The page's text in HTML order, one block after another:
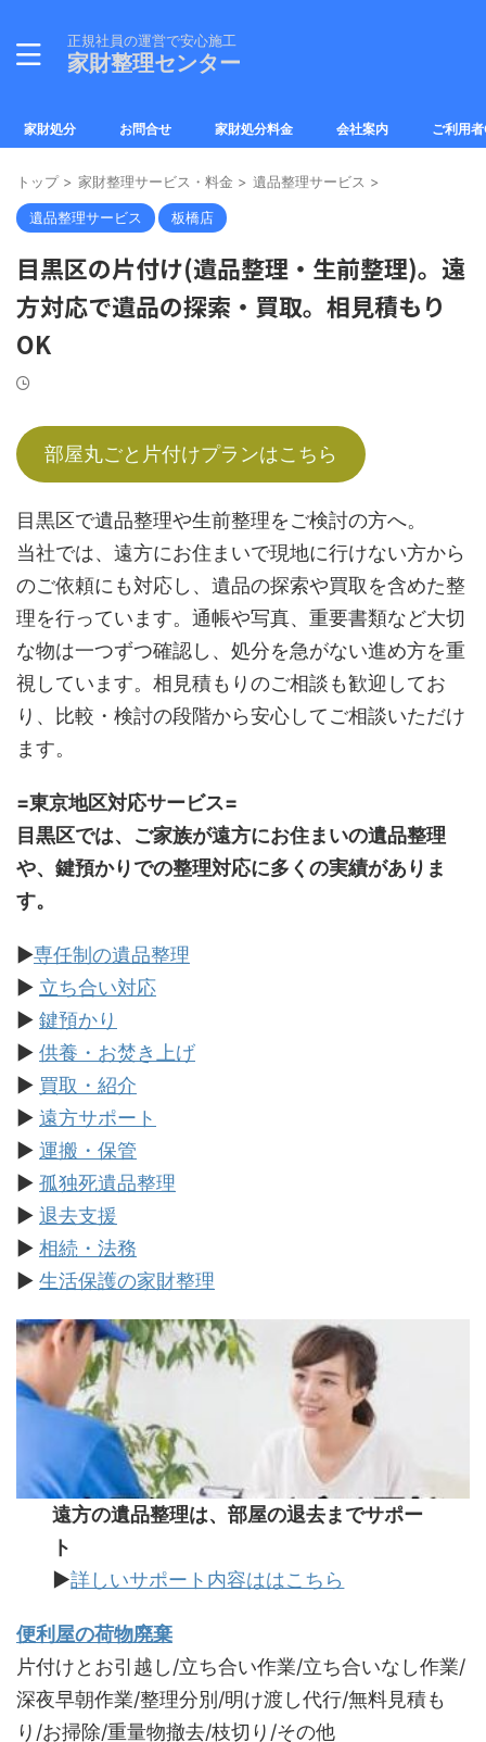
正規社員の運営で安心施工
家財整理センター
家財処分 お問合せ 家財処分料金 会社案内 ご利用
トップ > 家財整理サービス・料金 > 遺品整理サービス >
遺品整理サービス 板橋店
目黒区の片付け(遺品整理・生前整理)。遠
方対応で遺品の探索・買取。相見積もり
OK
部屋丸ごと片付けプランはこちら
目黒区で遺品整理や生前整理をご検討の方へ。
当社では、遠方にお住まいで現地に行けない方から
のご依頼にも対応し、遺品の探索や買取を含めた整
理を行っています。通帳や写真、重要書類など大切
な物は一つずつ確認し、処分を急がない進め方を重
視しています。相見積もりのご相談も歓迎してお
り、比較・検討の段階から安心してご相談いただけ
ます。
=東京地区対応サービス=
目黒区では、ご家族が遠方にお住まいの遺品整理
や、鍵預かりでの整理対応に多くの実績がありま
す。
▶専任制の遺品整理
▶ 立ち合い対応
▶ 鍵預かり
▶ 供養・お焚き上げ
▶ 買取・紹介
▶ 遠方サポート
▶ 運搬・保管
▶ 孤独死遺品整理
▶ 退去支援
▶ 相続・法務
▶ 生活保護の家財整理
遠方の遺品整理は、部屋の退去までサポー
ト
▶詳しいサポート内容ははこちら
便利屋の荷物廃棄
片付けとお引越し/立ち合い作業/立ち合いなし作業/
深夜早朝作業/整理分別/明け渡し代行/無料見積も
り/お掃除/重量物撤去/枝切り/その他